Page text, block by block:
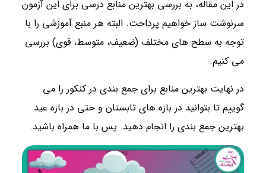
در این مقاله، به بررسی بهترین منابع درسی برای این آزمون
سرنوشت ساز خواهیم پرداخت. البته هر منبع آموزشی را با
توجه به سطح های مختلف (ضعیف، متوسط، قوی) بررسی
می کنیم.
در نهایت بهترین منابع برای جمع بندی در کنکور را می
گوییم تا بتوانید در بازه های تابستان و حتی در بازه عید
بهترین جمع بندی را انجام دهید. پس با ما همراه باشید.